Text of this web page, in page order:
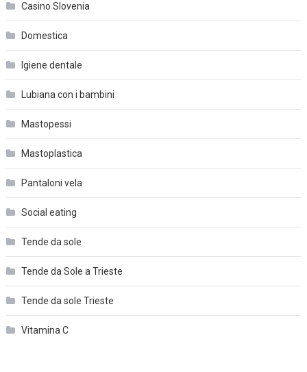
Casino Slovenia
Domestica
Igiene dentale
Lubiana con i bambini
Mastopessi
Mastoplastica
Pantaloni vela
Social eating
Tende da sole
Tende da Sole a Trieste
Tende da sole Trieste
Vitamina C